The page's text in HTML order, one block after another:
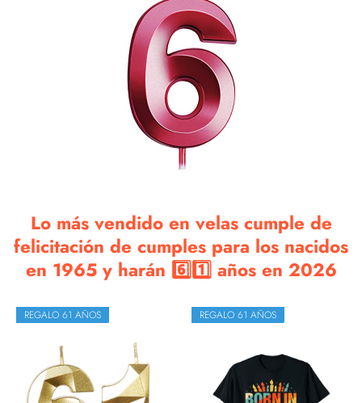
Lo más vendido en velas cumple de
felicitación de cumples para los nacidos
en 1965 y harán 6️⃣1️⃣ años en 2026
REGALO 61 AÑOS REGALO 61 AÑOS